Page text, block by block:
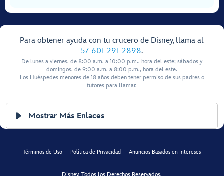
Para obtener ayuda con tu crucero de Disney, llama al
57-601-291-2898.
De lunes a viernes, de 8:00 a.m. a 10:00 p.m., hora del este; sábados y
domingos, de 9:00 a.m. a 8:00 p.m., hora del este.
Los Huéspedes menores de 18 años deben tener permiso de sus padres o
tutores para llamar.
Mostrar Más Enlaces
Términos de Uso Política de Privacidad Anuncios Basados en Intereses
Disney, Todos los Derechos Reservados.